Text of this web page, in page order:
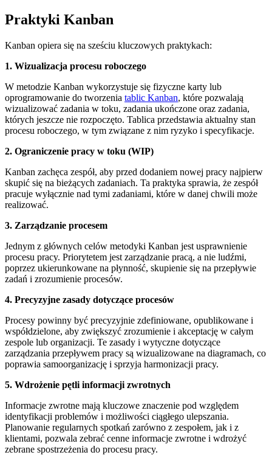
Praktyki Kanban
Kanban opiera się na sześciu kluczowych praktykach:
1. Wizualizacja procesu roboczego
W metodzie Kanban wykorzystuje się fizyczne karty lub
oprogramowanie do tworzenia tablic Kanban, które pozwalają
wizualizować zadania w toku, zadania ukończone oraz zadania,
których jeszcze nie rozpoczęto. Tablica przedstawia aktualny stan
procesu roboczego, w tym związane z nim ryzyko i specyfikacje.
2. Ograniczenie pracy w toku (WIP)
Kanban zachęca zespół, aby przed dodaniem nowej pracy najpierw
skupić się na bieżących zadaniach. Ta praktyka sprawia, że zespół
pracuje wyłącznie nad tymi zadaniami, które w danej chwili może
realizować.
3. Zarządzanie procesem
Jednym z głównych celów metodyki Kanban jest usprawnienie
procesu pracy. Priorytetem jest zarządzanie pracą, a nie ludźmi,
poprzez ukierunkowane na płynność, skupienie się na przepływie
zadań i zrozumienie procesów.
4. Precyzyjne zasady dotyczące procesów
Procesy powinny być precyzyjnie zdefiniowane, opublikowane i
współdzielone, aby zwiększyć zrozumienie i akceptację w całym
zespole lub organizacji. Te zasady i wytyczne dotyczące
zarządzania przepływem pracy są wizualizowane na diagramach, co
poprawia samoorganizację i sprzyja harmonizacji pracy.
5. Wdrożenie pętli informacji zwrotnych
Informacje zwrotne mają kluczowe znaczenie pod względem
identyfikacji problemów i możliwości ciągłego ulepszania.
Planowanie regularnych spotkań zarówno z zespołem, jak i z
klientami, pozwala zebrać cenne informacje zwrotne i wdrożyć
zebrane spostrzeżenia do procesu pracy.